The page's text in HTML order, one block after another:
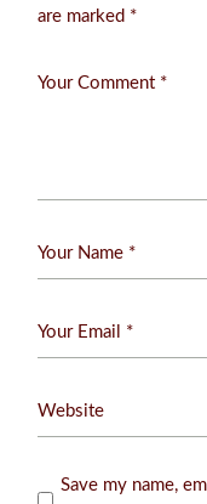
are marked *
Save my name,